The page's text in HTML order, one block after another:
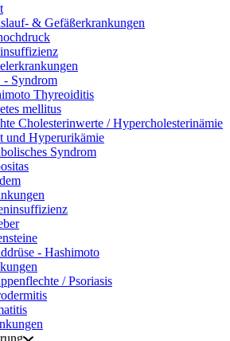
& Gefäßerkrankungen
- Syndrom
Thyreoiditis
mellitus
Cholesterinwerte / Hypercholesterinämie
und Hyperurikämie
Syndrom
- Hashimoto
/ Psoriasis